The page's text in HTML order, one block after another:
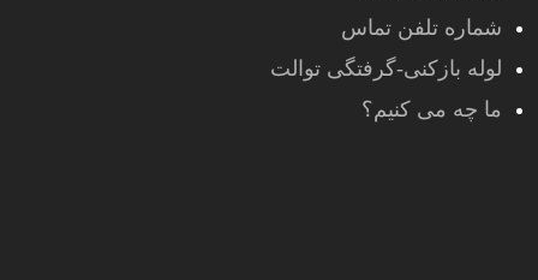
شماره تلفن تماس
لوله بازکنی-گرفتگی توالت
ما چه می کنیم؟